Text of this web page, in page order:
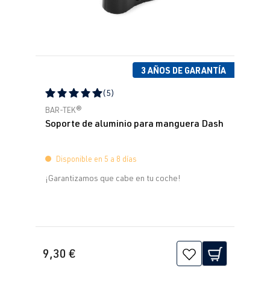
3 AÑOS DE GARANTÍA
Calificación promedio de 5 de 5 estrellas
(5)
BAR-TEK®
Soporte de aluminio para manguera Dash
Disponible en 5 a 8 días
¡Garantizamos que cabe en tu coche!
9,30 €